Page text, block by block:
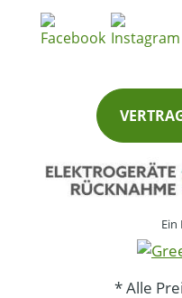
Ein
* Alle